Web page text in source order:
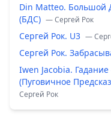
Din Matteo. Большой
(БДС) — Сергей Рок
Сергей Рок. U3 —
Сергей Рок.
Iwen Jacobia.
(Пуговичное
Сергей Рок